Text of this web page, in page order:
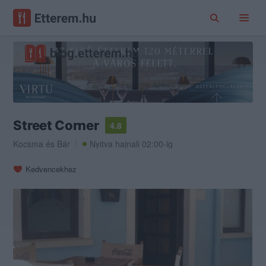
Street Corner
4.8
Kocsma és Bár Nyitva hajnali 02:00-ig
Kedvencekhez